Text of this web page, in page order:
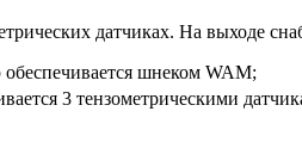
датчиках. На выходе
обеспечивается шнеком WAM;
3 тензометрическими